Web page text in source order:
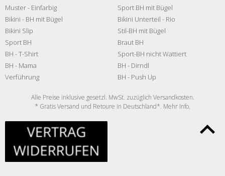
Muster - Einfarbig
Bikini - BH mit Bügel
Bikini Slip
Sport BH
BH - T-Shirt
BH - Mama
Verführung
Sport BH mit Bügel
Bikini Unterteil - Rio
Stil-BH mit Bügel
Braut BH
Sport-BH nicht Wattiert
BH - Dirndl
BH - Push Up
Alle Preise inklusive gesetzl. MwSt. zuzüglich Versandkosten.
* Gratis Versand und Retoure in Deutschland*. Mehr Info.